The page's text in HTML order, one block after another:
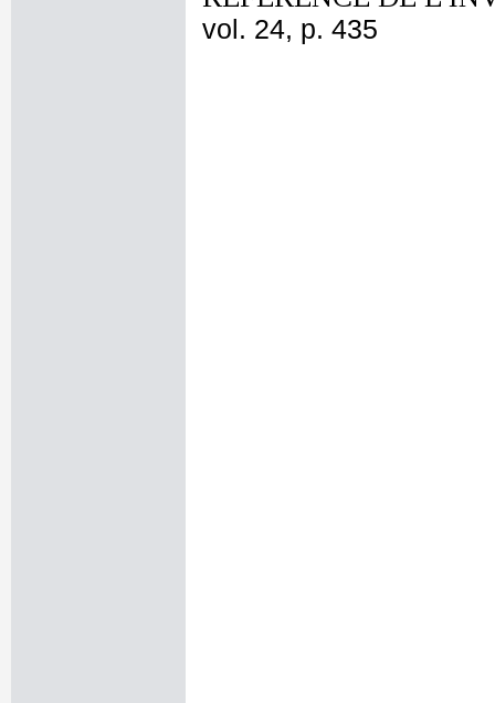
vol. 24, p. 435